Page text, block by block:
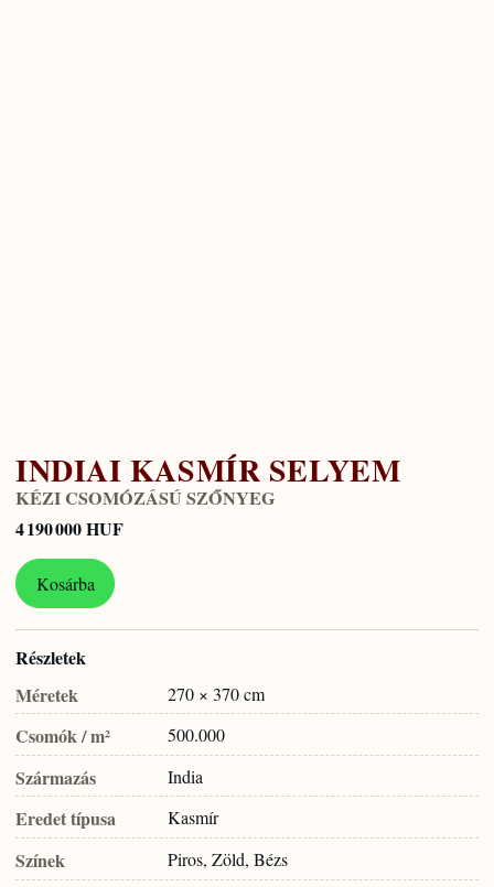
INDIAI KASMÍR SELYEM
KÉZI CSOMÓZÁSÚ SZŐNYEG
4 190 000 HUF
Kosárba
Részletek
Méretek
270 × 370 cm
Csomók / m² 500.000
Származás India
Eredet típusa Kasmír
Színek Piros, Zöld, Bézs